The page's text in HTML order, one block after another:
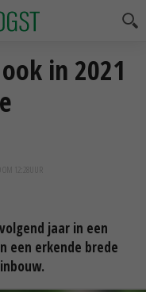
in 2021
OM 12:28
jaar in een
een erkende brede